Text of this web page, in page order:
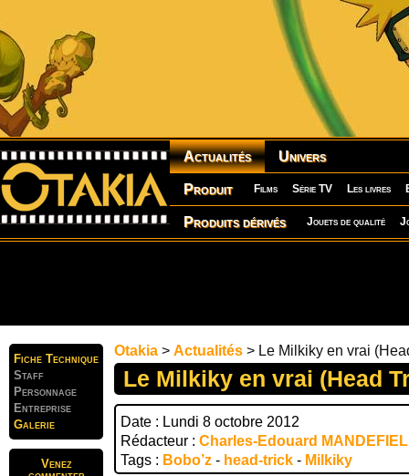
Actualités Univers
Produit Films Série TV Les livres
Produits dérivés Jouets de qualité
Fiche Technique
Staff
Personnage
Entreprise
Galerie
Venez
Otakia > Actualités > Le Milkiky en vrai
Le Milkiky en vrai (Head
Date : Lundi 8 octobre 2012
Rédacteur : Charles-Edouard
Tags : Bobo’z - head-trick - Milkiky